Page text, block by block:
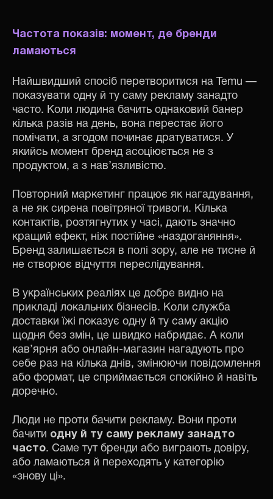
Частота показів: момент, де бренди
ламаються
Найшвидший спосіб перетворитися на Temu —
показувати одну й ту саму рекламу занадто
часто. Коли людина бачить однаковий банер
кілька разів на день, вона перестає його
помічати, а згодом починає дратуватися. У
якийсь момент бренд асоціюється не з
продуктом, а з нав’язливістю.
Повторний маркетинг працює як нагадування,
а не як сирена повітряної тривоги. Кілька
контактів, розтягнутих у часі, дають значно
кращий ефект, ніж постійне «наздоганяння».
Бренд залишається в полі зору, але не тисне й
не створює відчуття переслідування.
В українських реаліях це добре видно на
прикладі локальних бізнесів. Коли служба
доставки їжі показує одну й ту саму акцію
щодня без змін, це швидко набридає. А коли
кав’ярня або онлайн-магазин нагадують про
себе раз на кілька днів, змінюючи повідомлення
або формат, це сприймається спокійно й навіть
доречно.
Люди не проти бачити рекламу. Вони проти
бачити одну й ту саму рекламу занадто
часто. Саме тут бренди або виграють довіру,
або ламаються й переходять у категорію
«знову ці».